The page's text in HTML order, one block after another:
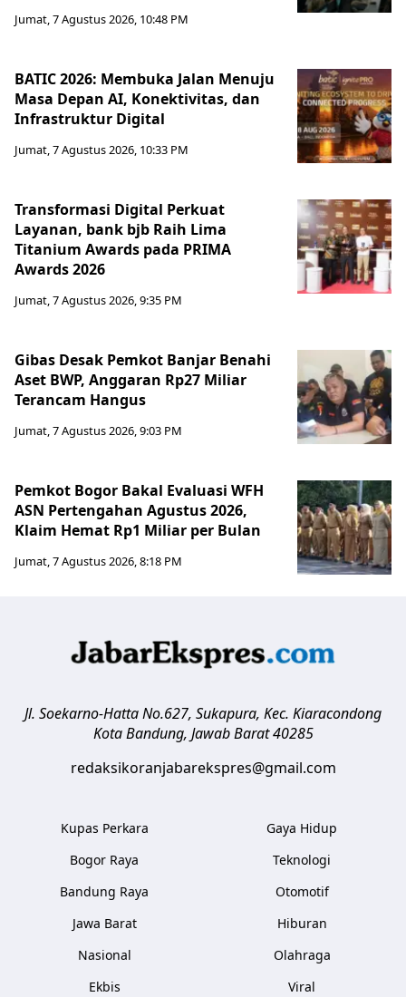
Jumat, 7 Agustus 2026, 10:48 PM
BATIC 2026: Membuka Jalan Menuju
Masa Depan AI, Konektivitas, dan
Infrastruktur Digital
Jumat, 7 Agustus 2026, 10:33 PM
Transformasi Digital Perkuat
Layanan, bank bjb Raih Lima
Titanium Awards pada PRIMA
Awards 2026
Jumat, 7 Agustus 2026, 9:35 PM
Gibas Desak Pemkot Banjar Benahi
Aset BWP, Anggaran Rp27 Miliar
Terancam Hangus
Jumat, 7 Agustus 2026, 9:03 PM
Pemkot Bogor Bakal Evaluasi WFH
ASN Pertengahan Agustus 2026,
Klaim Hemat Rp1 Miliar per Bulan
Jumat, 7 Agustus 2026, 8:18 PM
Jl. Soekarno-Hatta No.627, Sukapura, Kec. Kiaracondong
Kota Bandung, Jawab Barat 40285
redaksikoranjabarekspres@gmail.com
Kupas Perkara
Bogor Raya
Bandung Raya
Jawa Barat
Nasional
Ekbis
Gaya Hidup
Teknologi
Otomotif
Hiburan
Olahraga
Viral